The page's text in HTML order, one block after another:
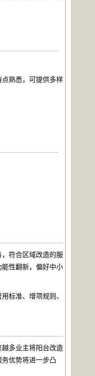
熟悉，可提供多样
符合区域改造的服
性翻新，偏好中小
标准、增项规则、
多业主将阳台改造
优势将进一步凸